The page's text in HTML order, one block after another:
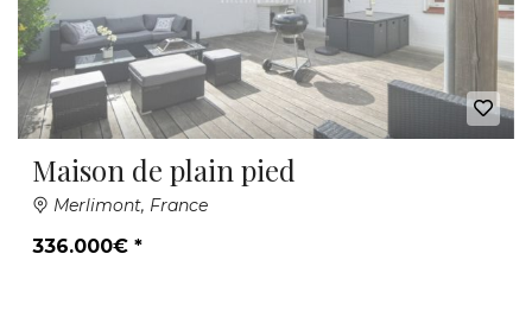
Maison de plain pied
Merlimont, France
336.000€ *